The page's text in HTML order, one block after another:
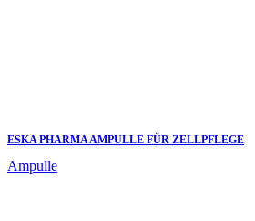
ESKA PHARMA AMPULLE FÜR ZELLPFLEGE
Ampulle